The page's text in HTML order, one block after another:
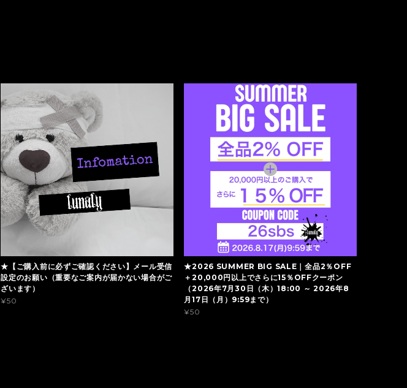
★【ご購入前に必ずご確認ください】メール受信
設定のお願い（重要なご案内が届かない場合がご
ざいます）
¥50
★2026 SUMMER BIG SALE｜全品2％OFF
＋20,000円以上でさらに15％OFFクーポン
（2026年7月30日（木）18:00 ～ 2026年8
月17日（月）9:59まで）
¥50